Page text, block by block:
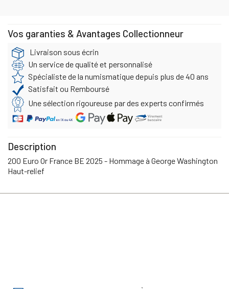
Vos garanties & Avantages Collectionneur
Livraison sous écrin
Un service de qualité et personnalisé
Spécialiste de la numismatique depuis plus de 40 ans
Satisfait ou Remboursé
Une sélection rigoureuse par des experts confirmés
Description
200 Euro Or France BE 2025 - Hommage à George Washington
Haut-relief